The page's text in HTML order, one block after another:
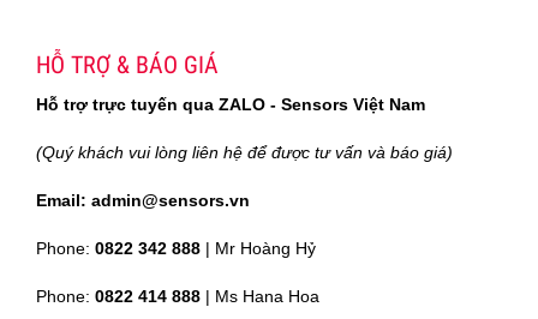
HỖ TRỢ & BÁO GIÁ
Hỗ trợ trực tuyến qua ZALO - Sensors Việt Nam
(Quý khách vui lòng liên hệ để được tư vấn và báo giá)
Email: admin@sensors.vn
Phone: 0822 342 888 | Mr Hoàng Hỷ
Phone: 0822 414 888 | Ms Hana Hoa